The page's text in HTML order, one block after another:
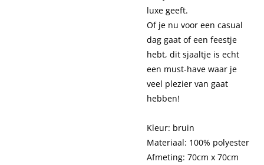
luxe geeft.
Of je nu voor een casual
dag gaat of een feestje
hebt, dit sjaaltje is echt
een must-have waar je
veel plezier van gaat
hebben!
Kleur: bruin
Materiaal: 100% polyester
Afmeting: 70cm x 70cm